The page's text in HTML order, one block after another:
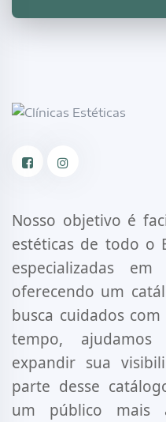
Nosso objetivo é
estéticas de todo o
especializadas
oferecendo um
busca cuidados
tempo,
expandir sua
parte desse
um público mais